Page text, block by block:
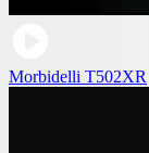
Morbidelli T502XR